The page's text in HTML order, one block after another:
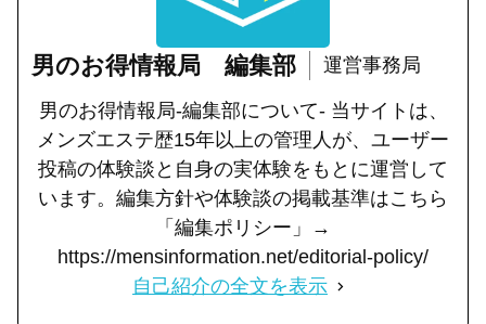
男のお得情報局 編集部 運営事務局
男のお得情報局-編集部について- 当サイトは、
メンズエステ歴15年以上の管理人が、ユーザー
投稿の体験談と自身の実体験をもとに運営して
います。編集方針や体験談の掲載基準はこちら
「編集ポリシー」→
https://mensinformation.net/editorial-policy/
自己紹介の全文を表示